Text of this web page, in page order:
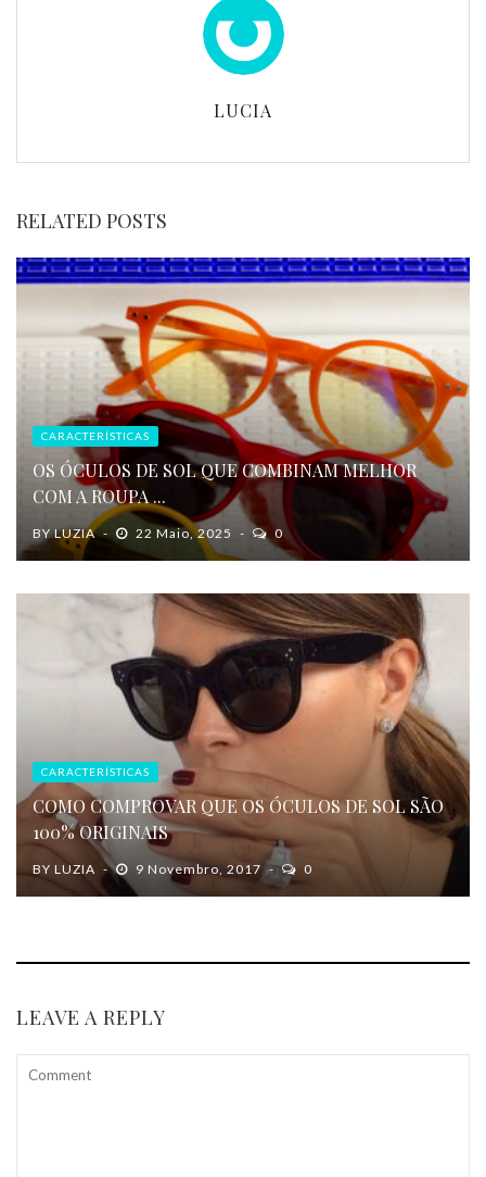
LUCIA
RELATED POSTS
CARACTERÍSTICAS
OS ÓCULOS DE SOL QUE COMBINAM MELHOR
COM A ROUPA ...
BYLUZIA 22 Maio, 2025 0
CARACTERÍSTICAS
COMO COMPROVAR QUE OS ÓCULOS DE SOL SÃO
100% ORIGINAIS
BY LUZIA 9 Novembro, 2017 0
LEAVE A REPLY